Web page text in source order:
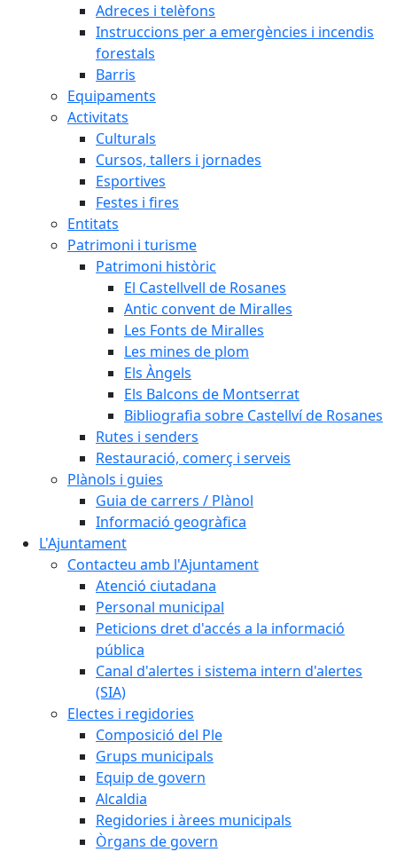
Adreces i telèfons
Instruccions per a emergències i incendis
forestals
Barris
Equipaments
Activitats
Culturals
Cursos, tallers i jornades
Esportives
Festes i fires
Entitats
Patrimoni i turisme
Patrimoni històric
El Castellvell de Rosanes
Antic convent de Miralles
Les Fonts de Miralles
Les mines de plom
Els Àngels
Els Balcons de Montserrat
Bibliografia sobre Castellví de Rosanes
Rutes i senders
Restauració, comerç i serveis
Plànols i guies
Guia de carrers / Plànol
Informació geogràfica
L'Ajuntament
Contacteu amb l'Ajuntament
Atenció ciutadana
Personal municipal
Peticions dret d'accés a la informació
pública
Canal d'alertes i sistema intern d'alertes
(SIA)
Electes i regidories
Composició del Ple
Grups municipals
Equip de govern
Alcaldia
Regidories i àrees municipals
Òrgans de govern